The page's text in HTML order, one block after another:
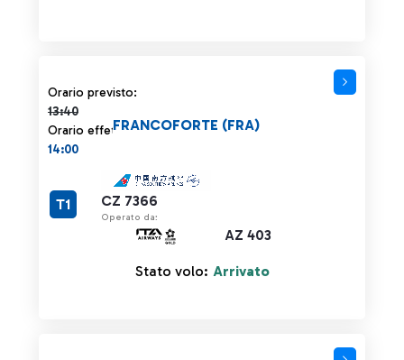
Orario previsto:
13:40
Orario previsto 13:40 barrato
Orario effettivo:
14:00
CZ 7366
Operato da:
AZ 403
FRANCOFORTE (FRA)
T1
Stato volo: Arrivato